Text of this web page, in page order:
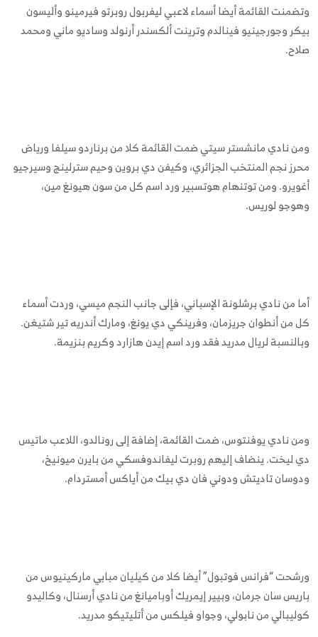
وتضمنت القائمة أيضا أسماء لاعبي ليفربول روبرتو فيرمينو وأليسون
بيكر وجورجينيو فينالدم وترينت ألكسندر أرنولد وساديو ماني ومحمد
صلاح.
ومن نادي مانشستر سيتي ضمت القائمة كلا من برناردو سيلفا ورياض
محرز نجم المنتخب الجزائري، وكيفن دي بروين وحيم سترلينج وسيرجيو
أغويرو. ومن توتنهام هوتسبير ورد اسم كل من سون هيونغ مين،
وهوجو لوريس.
أما من نادي برشلونة الإسباني، فإلى جانب النجم ميسي، وردت أسماء
كل من أنطوان جريزمان، وفرينكي دي يونغ، ومارك أندريه تير شتيغن.
وبالنسبة لريال مدريد فقد ورد اسم إيدن هازارد وكريم بنزيمة.
ومن نادي يوفنتوس، ضمت القائمة، إضافة إلى رونالدو، اللاعب ماتيس
دي ليخت. ينضاف إليهم روبرت ليفاندوفسكي من بايرن ميونيخ،
ودوسان تاديتش ودوني فان دي بيك من أياكس أمستردام.
ورشحت “فرانس فوتبول” أيضا كلا من كيليان مبابي ماركينيوس من
باريس سان جرمان، وبيير إيمريك أوباميانغ من نادي أرسنال، وكاليدو
كوليبالي من نابولي، وجواو فيلكس من أتليتيكو مدريد.